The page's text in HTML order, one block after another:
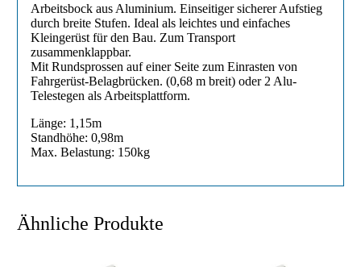
Arbeitsbock aus Aluminium. Einseitiger sicherer Aufstieg
durch breite Stufen. Ideal als leichtes und einfaches
Kleingerüst für den Bau. Zum Transport
zusammenklappbar.
Mit Rundsprossen auf einer Seite zum Einrasten von
Fahrgerüst-Belagbrücken. (0,68 m breit) oder 2 Alu-
Telestegen als Arbeitsplattform.
Länge: 1,15m
Standhöhe: 0,98m
Max. Belastung: 150kg
Ähnliche Produkte